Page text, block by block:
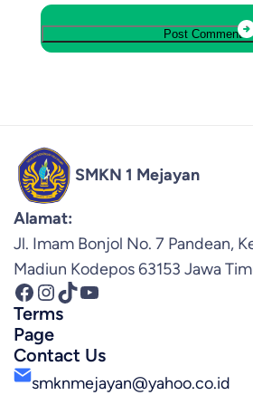
SMKN 1 Mejayan
Alamat:
Jl. Imam Bonjol No. 7 Pandean,
Madiun Kodepos 63153 Jawa
Facebook InstagramTikTok YouTube
Terms
Page
Contact Us
smknmejayan@yahoo.co.id